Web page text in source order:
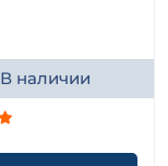
В наличии